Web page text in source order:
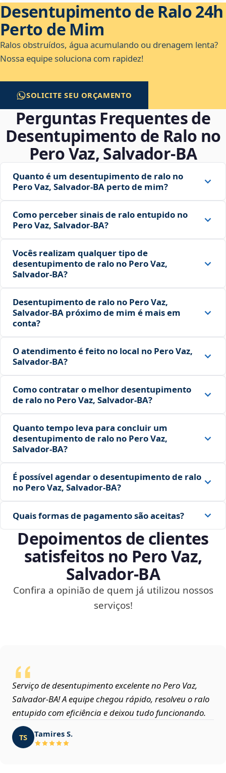
Desentupimento de Ralo 24h
Perto de Mim
Ralos obstruídos, água acumulando ou drenagem lenta?
Nossa equipe soluciona com rapidez!
SOLICITE SEU ORÇAMENTO
Perguntas Frequentes de
Desentupimento de Ralo no
Pero Vaz, Salvador‑BA
Quanto é um desentupimento de ralo no
Pero Vaz, Salvador‑BA perto de mim?
Como perceber sinais de ralo entupido no
Pero Vaz, Salvador‑BA?
Vocês realizam qualquer tipo de
desentupimento de ralo no Pero Vaz,
Salvador‑BA?
Desentupimento de ralo no Pero Vaz,
Salvador‑BA próximo de mim é mais em
conta?
O atendimento é feito no local no Pero Vaz,
Salvador‑BA?
Como contratar o melhor desentupimento
de ralo no Pero Vaz, Salvador‑BA?
Quanto tempo leva para concluir um
desentupimento de ralo no Pero Vaz,
Salvador‑BA?
É possível agendar o desentupimento de ralo
no Pero Vaz, Salvador‑BA?
Quais formas de pagamento são aceitas?
Depoimentos de clientes
satisfeitos no Pero Vaz,
Salvador‑BA
Confira a opinião de quem já utilizou nossos
serviços!
Serviço de desentupimento excelente no Pero Vaz,
Salvador‑BA! A equipe chegou rápido, resolveu o ralo
entupido com eficiência e deixou tudo funcionando.
TS Tamires S.